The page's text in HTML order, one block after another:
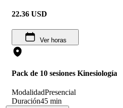
22.36 USD
Ver horas
Pack de 10 sesiones Kinesiología
ModalidadPresencial
Duración45 min